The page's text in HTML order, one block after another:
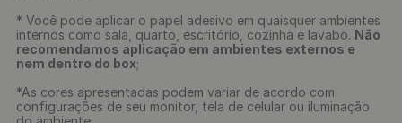
* Você pode aplicar o papel adesivo em quaisquer ambientes
internos como sala, quarto, escritório, cozinha e lavabo. Não
recomendamos aplicação em ambientes externos e
nem dentro do box;
*As cores apresentadas podem variar de acordo com
configurações de seu monitor, tela de celular ou iluminação